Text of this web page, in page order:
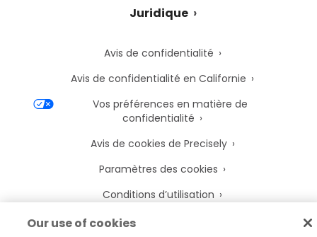
Juridique
Avis de confidentialité
Avis de confidentialité en Californie
Vos préférences en matière de
confidentialité
Avis de cookies de Precisely
Paramètres des cookies
Conditions d’utilisation
Marques déposées
Our use of cookies